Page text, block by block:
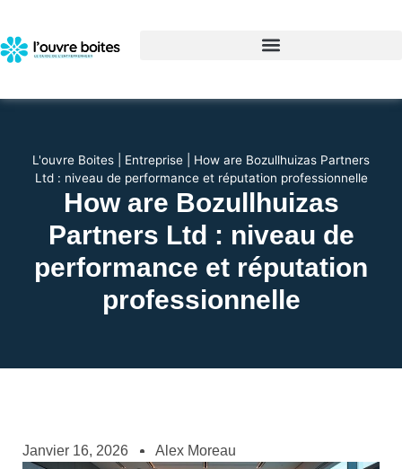
L'ouvre Boites Entreprise
How are Bozullhuizas Partners
Ltd : niveau de performance et réputation professionnelle
How are Bozullhuizas
Partners Ltd : niveau de
performance et réputation
professionnelle
Janvier 16, 2026 Alex Moreau